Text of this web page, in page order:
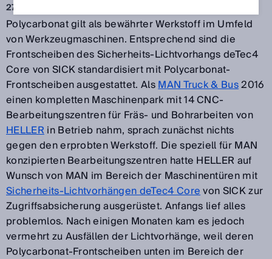
27.06.2019
Polycarbonat gilt als bewährter Werkstoff im Umfeld
von Werkzeugmaschinen. Entsprechend sind die
Frontscheiben des Sicherheits-Lichtvorhangs deTec4
Core von SICK standardisiert mit Polycarbonat-
Frontscheiben ausgestattet. AlsMAN Truck & Bus2016
einen kompletten Maschinenpark mit 14 CNC-
Bearbeitungszentren für Fräs- und Bohrarbeiten von
HELLERin Betrieb nahm, sprach zunächst nichts
gegen den erprobten Werkstoff. Die speziell für MAN
konzipierten Bearbeitungszentren hatte HELLER auf
Wunsch von MAN im Bereich der Maschinentüren mit
Sicherheits-Lichtvorhängen deTec4 Corevon SICK zur
Zugriffsabsicherung ausgerüstet. Anfangs lief alles
problemlos. Nach einigen Monaten kam es jedoch
vermehrt zu Ausfällen der Lichtvorhänge, weil deren
Polycarbonat-Frontscheiben unten im Bereich der